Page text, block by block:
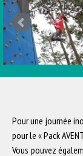
Pour une journée
pour le « Pack
Vous pouvez